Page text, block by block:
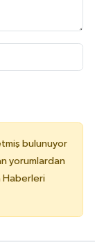
bulunuyor
yorumlardan
Haberleri